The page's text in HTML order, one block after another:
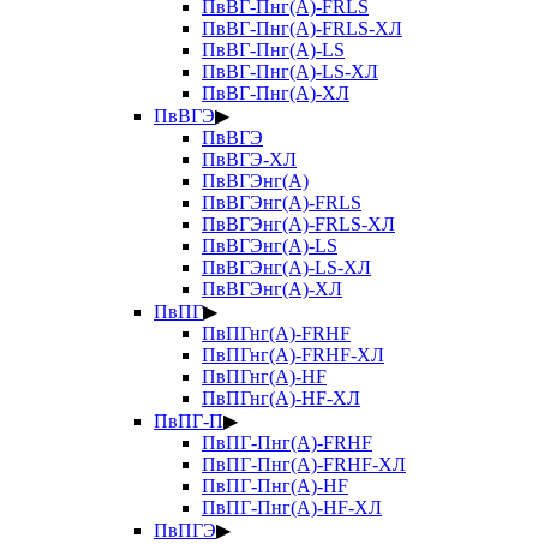
ПвВГ-Пнг(А)-FRLS
ПвВГ-Пнг(А)-FRLS-ХЛ
ПвВГ-Пнг(А)-LS
ПвВГ-Пнг(А)-LS-ХЛ
ПвВГ-Пнг(А)-ХЛ
ПвВГЭ▶
ПвВГЭ
ПвВГЭ-ХЛ
ПвВГЭнг(А)
ПвВГЭнг(А)-FRLS
ПвВГЭнг(А)-FRLS-ХЛ
ПвВГЭнг(А)-LS
ПвВГЭнг(А)-LS-ХЛ
ПвВГЭнг(А)-ХЛ
ПвПГ▶
ПвПГнг(А)-FRHF
ПвПГнг(А)-FRHF-ХЛ
ПвПГнг(А)-HF
ПвПГнг(А)-HF-ХЛ
ПвПГ-П▶
ПвПГ-Пнг(А)-FRHF
ПвПГ-Пнг(А)-FRHF-ХЛ
ПвПГ-Пнг(А)-HF
ПвПГ-Пнг(А)-HF-ХЛ
ПвПГЭ▶